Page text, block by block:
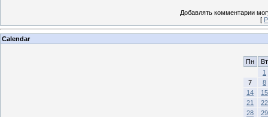
Добавлять комментарии
[
Calendar
Пн
Вт
1
7
8
14
15
21
22
28
29